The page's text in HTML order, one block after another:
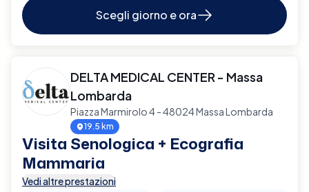
Scegli giorno e ora
DELTA MEDICAL CENTER - Massa
Lombarda
Piazza Marmirolo 4 - 48024 Massa Lombarda
19.5 km
Visita Senologica + Ecografia
Mammaria
Vedi altre prestazioni